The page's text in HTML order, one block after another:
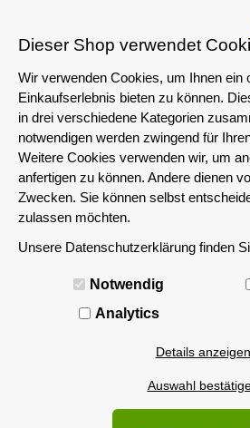
Das servershop-bayern.de
Unternehmen i.S.d. § 14 BGB sowie die
an Privatpersonen ist nicht
MENÜ
Dieser Shop verwendet
Wir verwenden Cookies, um Ihnen ein
Einkaufserlebnis bieten zu können.
in drei verschiedene Kategorien
notwendigen werden zwingend für
Weitere Cookies verwenden wir, um
anfertigen zu können. Andere dienen
Zwecken. Sie können selbst
zulassen möchten.
Unsere Datenschutzerklärung finden
Notwendig
Analytics
Details anzeigen
Auswahl